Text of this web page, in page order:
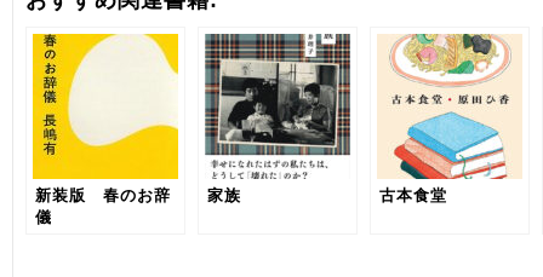
新装版 春のお辞
儀
家族 古本食堂